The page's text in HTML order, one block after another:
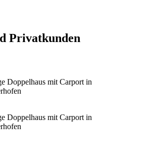
Privatkunden
Doppelhaus mit Carport in
Doppelhaus mit Carport in